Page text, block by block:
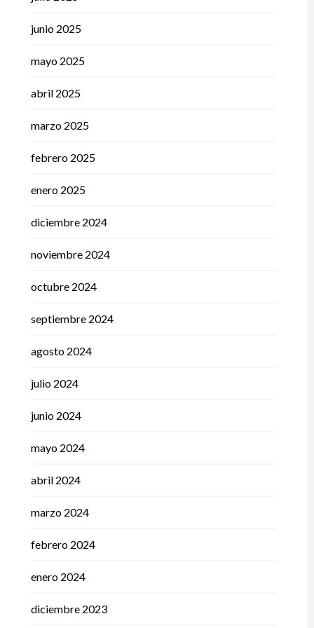
junio 2025
mayo 2025
abril 2025
marzo 2025
febrero 2025
enero 2025
diciembre 2024
noviembre 2024
octubre 2024
septiembre 2024
agosto 2024
julio 2024
junio 2024
mayo 2024
abril 2024
marzo 2024
febrero 2024
enero 2024
diciembre 2023